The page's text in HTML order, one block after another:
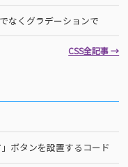
なくグラデーションで
CSS全記事 →
ボタンを設置するコード